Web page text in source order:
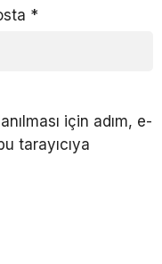
*
için adım, e-
tarayıcıya